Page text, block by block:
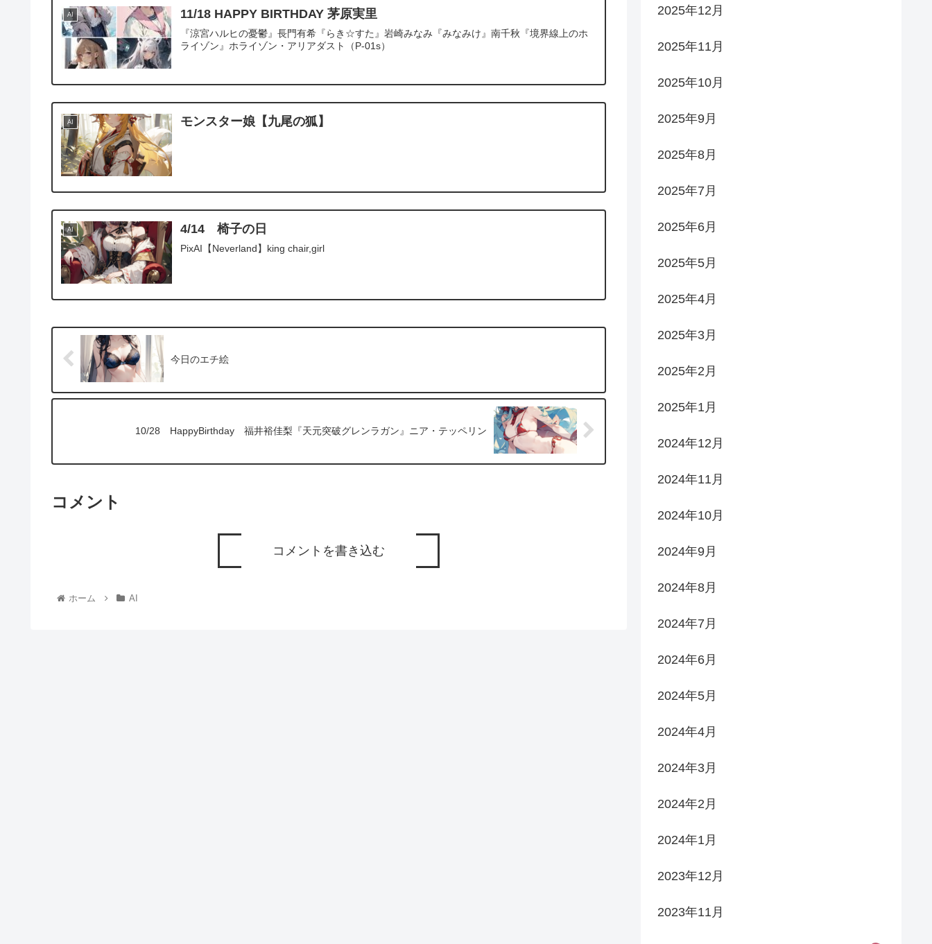
AI 11/18 HAPPY BIRTHDAY 茅原実里
『涼宮ハルヒの憂鬱』長門有希『らき☆すた』岩崎みなみ『みなみけ』南千秋『境界線上のホ
ライゾン』ホライゾン・アリアダスト（P-01s）
AI モンスター娘【九尾の狐】
AI 4/14 椅子の日
PixAI【Neverland】king chair,girl
今日のエチ絵
10/28 HappyBirthday 福井裕佳梨『天元突破グレンラガン』ニア・テッペリン
コメント
コメントを書き込む
ホーム AI
2025年12月
2025年11月
2025年10月
2025年9月
2025年8月
2025年7月
2025年6月
2025年5月
2025年4月
2025年3月
2025年2月
2025年1月
2024年12月
2024年11月
2024年10月
2024年9月
2024年8月
2024年7月
2024年6月
2024年5月
2024年4月
2024年3月
2024年2月
2024年1月
2023年12月
2023年11月